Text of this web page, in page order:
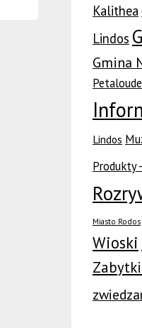
Kalithea
Lindos
Gmina
Lindos
Produkty
Miasto Rodos
Wioski